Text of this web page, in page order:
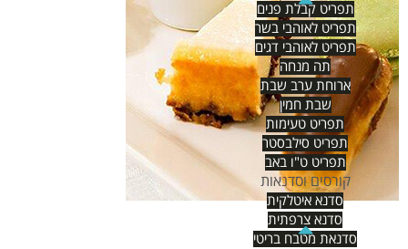
תפריט קבלת פנים
תפריט לאוהבי בשר
תפריט לאוהבי דגים
תה מנחה
ארוחת ערב שבת
שבת חמין
תפריט טעימות
תפריט סילבסטר
תפריט ט"ו באב
קורסים וסדנאות
סדנא איטלקית
סדנא צרפתית
סדנאת מטבח בריטי